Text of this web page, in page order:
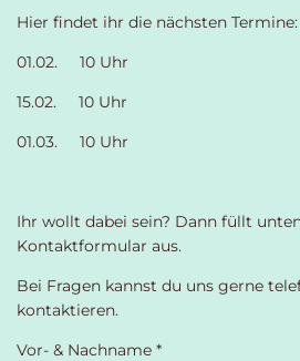
Hier findet ihr die nächsten Termine:
01.02. 10 Uhr
15.02. 10 Uhr
01.03. 10 Uhr
Ihr wollt dabei sein? Dann füllt
Kontaktformular aus.
Bei Fragen kannst du uns gerne
kontaktieren.
Vor- & Nachname *